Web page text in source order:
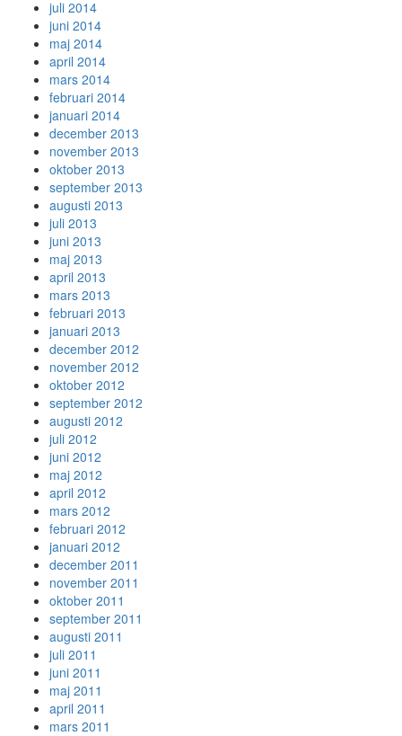
juli 2014
juni 2014
maj 2014
april 2014
mars 2014
februari 2014
januari 2014
december 2013
november 2013
oktober 2013
september 2013
augusti 2013
juli 2013
juni 2013
maj 2013
april 2013
mars 2013
februari 2013
januari 2013
december 2012
november 2012
oktober 2012
september 2012
augusti 2012
juli 2012
juni 2012
maj 2012
april 2012
mars 2012
februari 2012
januari 2012
december 2011
november 2011
oktober 2011
september 2011
augusti 2011
juli 2011
juni 2011
maj 2011
april 2011
mars 2011